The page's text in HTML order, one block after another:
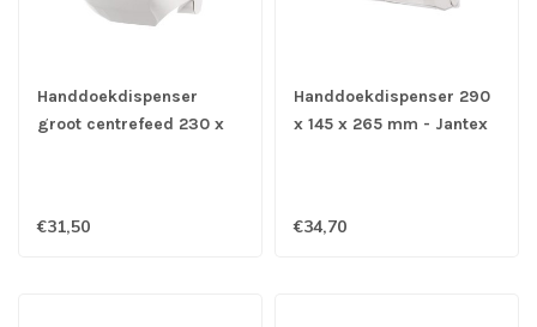
Handdoekdispenser
groot centrefeed 230 x
€31,50
Handdoekdispenser 290
x 145 x 265 mm - Jantex
€34,70